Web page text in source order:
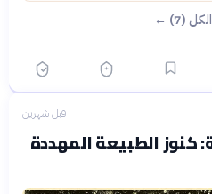
(7) ←
قبل شهرين
كنوز الطبيعة المهددة